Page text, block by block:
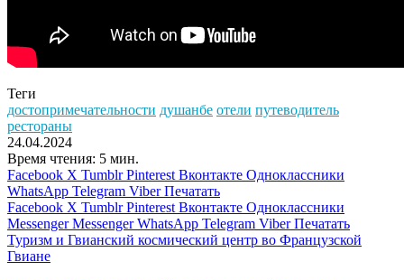
Теги
достопримечательности душанбе отели путеводитель
рестораны
24.04.2024
Время чтения: 5 мин.
Facebook X Tumblr Pinterest Вконтакте Одноклассники
WhatsApp Telegram Viber Печатать
Facebook X Tumblr Pinterest Вконтакте Одноклассники
Messenger Messenger WhatsApp Telegram Viber Печатать
Туризм и Гвианский космический центр во Французской
Гвиане